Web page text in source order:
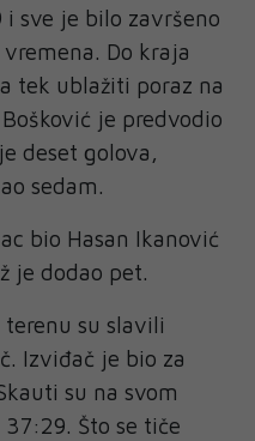
sve je bilo završeno
Do kraja
tek ublažiti poraz na
je predvodio
deset golova,
sedam.
bio Hasan Ikanović
je dodao pet.
su slavili
Izviđač je bio za
su na svom
Što se tiče